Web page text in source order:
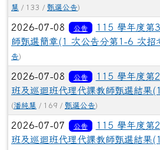
慧 / 133 / 甄選公告)
2026-07-08 公告
115 學年度第
師甄選簡章(1 次公告分第1-6 次招
告)
2026-07-08 公告
115 學年度第
班及巡迴班代理代課教師甄選結果
(潘純慧 / 169 / 甄選公告)
2026-07-07 公告
115 學年度第
班及巡迴班代理代課教師甄選結果